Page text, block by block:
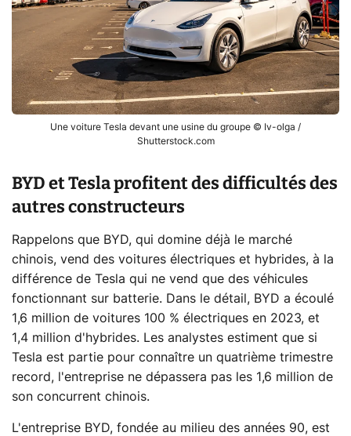
Une voiture Tesla devant une usine du groupe © Iv-olga /
Shutterstock.com
BYD et Tesla profitent des difficultés des
autres constructeurs
Rappelons que BYD, qui domine déjà le marché
chinois, vend des voitures électriques et hybrides, à la
différence de Tesla qui ne vend que des véhicules
fonctionnant sur batterie. Dans le détail, BYD a écoulé
1,6 million de voitures 100 % électriques en 2023, et
1,4 million d'hybrides. Les analystes estiment que si
Tesla est partie pour connaître un quatrième trimestre
record, l'entreprise ne dépassera pas les 1,6 million de
son concurrent chinois.
L'entreprise BYD, fondée au milieu des années 90, est